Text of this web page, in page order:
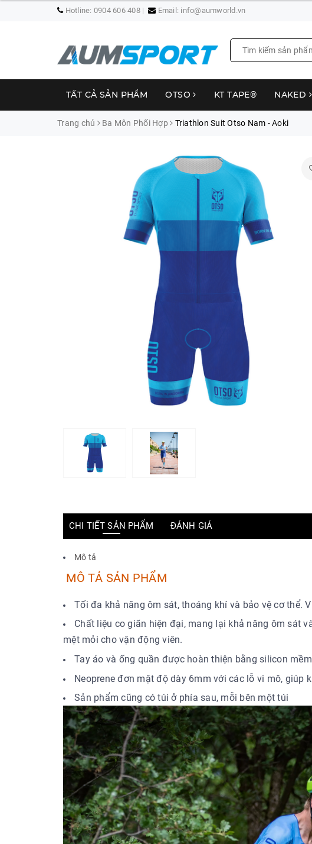
Hotline: 0904 606 408 Email: info@aumworld.vn
TẤT CẢ SẢN PHẨM OTSO KT TAPE® NAKED
Trang chủ Ba Môn Phối Hợp Triathlon Suit Otso Nam - Aoki
CHI TIẾT SẢN PHẨM ĐÁNH GIÁ
Mô tả
MÔ TẢ SẢN PHẨM
Tối đa khả năng ôm sát, thoáng khí và bảo vệ cơ thể.
Chất liệu co giãn hiện đại, mang lại khả năng ôm sát
mệt mỏi cho vận động viên.
Tay áo và ống quần được hoàn thiện bằng silicon
Neoprene đơn mật độ dày 6mm với các lỗ vi mô,
Sản phẩm cũng có túi ở phía sau, mỗi bên một túi